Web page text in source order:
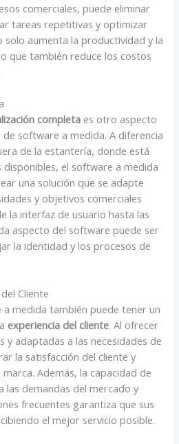
comerciales, puede eliminar
tareas repetitivas y optimizar
aumenta la productividad y la
que también reduce los costos
completa es otro aspecto
software a medida. A diferencia
de la estantería, donde está
el software a medida
una solución que se adapte
y objetivos comerciales
la interfaz de usuario hasta las
aspecto del software puede ser
la identidad y los procesos de
Cliente
medida también puede tener un
experiencia del cliente. Al ofrecer
y adaptadas a las necesidades de
la satisfacción del cliente y
Además, la capacidad de
las demandas del mercado y
frecuentes garantiza que sus
el mejor servicio posible.